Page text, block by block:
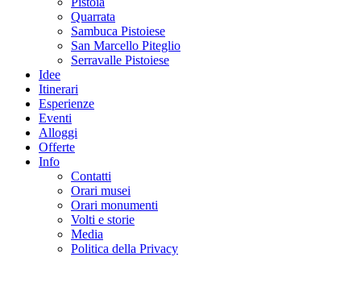
Quarrata
Sambuca Pistoiese
San Marcello Piteglio
Serravalle Pistoiese
Idee
Itinerari
Esperienze
Eventi
Alloggi
Offerte
Info
Contatti
Orari musei
Orari monumenti
Volti e storie
Media
Politica della Privacy